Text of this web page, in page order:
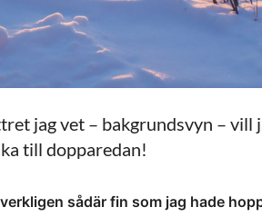
jag vet – bakgrundsvyn – vill
till dopparedan!
sådär fin som jag hade